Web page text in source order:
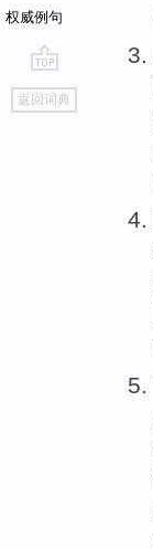
权威例句
go
top
返回词典